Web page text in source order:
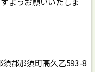
郡那須町高久乙593-8